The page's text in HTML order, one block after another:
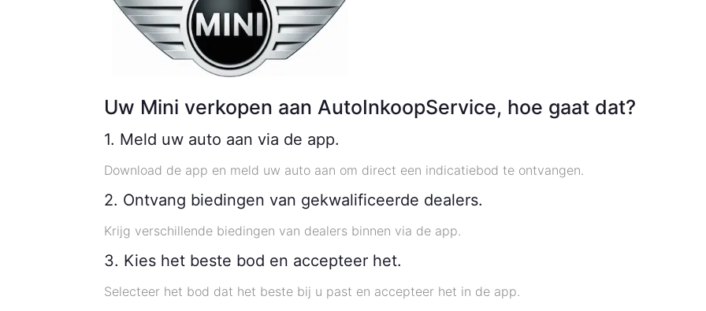
Uw Mini verkopen aan AutoInkoopService, hoe gaat dat?
1. Meld uw auto aan via de app.
Download de app en meld uw auto aan om direct een indicatiebod te ontvangen.
2. Ontvang biedingen van gekwalificeerde dealers.
Krijg verschillende biedingen van dealers binnen via de app.
3. Kies het beste bod en accepteer het.
Selecteer het bod dat het beste bij u past en accepteer het in de app.